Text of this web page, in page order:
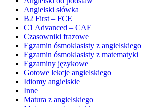
Angielski słówka
B2 First – FCE
C1 Advanced – CAE
Czasowniki frazowe
Egzamin ósmoklasisty z angielskiego
Egzamin ósmoklasisty z matematyki
Egzaminy językowe
Gotowe lekcje angielskiego
Idiomy angielskie
Inne
Matura z angielskiego